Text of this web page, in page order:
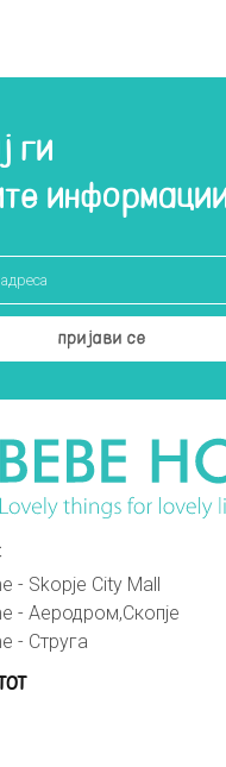
ги
- Skopje City Mall
- Аеродром,Скопје
- Струга